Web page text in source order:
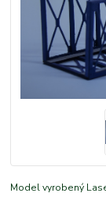
Model vyrobený